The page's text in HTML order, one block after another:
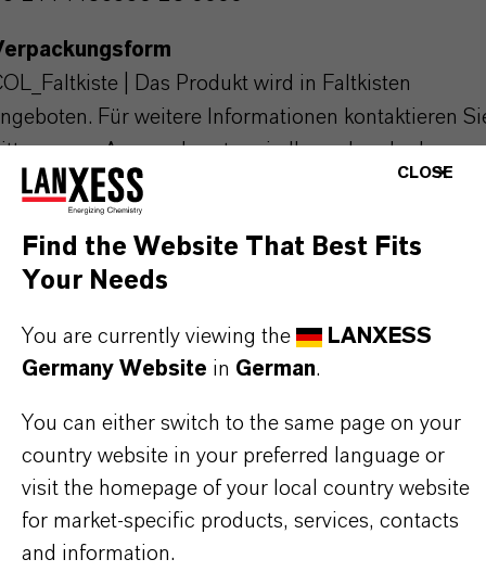
| Das Produkt wird in Faltkisten
Für weitere Informationen kontaktieren
unsere Ansprechpartner in Ihrem Land oder
Sie eine Email an: colorants@lanxess.com
PRODUKTDATENBLÄTTER
Hier können die Produktdatenblätter
heruntergeladen werden.
CLOSE
Find the Website That Best Fits
Your Needs
You are currently viewing the
LANXESS
Germany Website in German.
You can either switch to the same page on your
country website in your preferred language or
visit the homepage of your local country website
for market-specific products, services, contacts
and information.